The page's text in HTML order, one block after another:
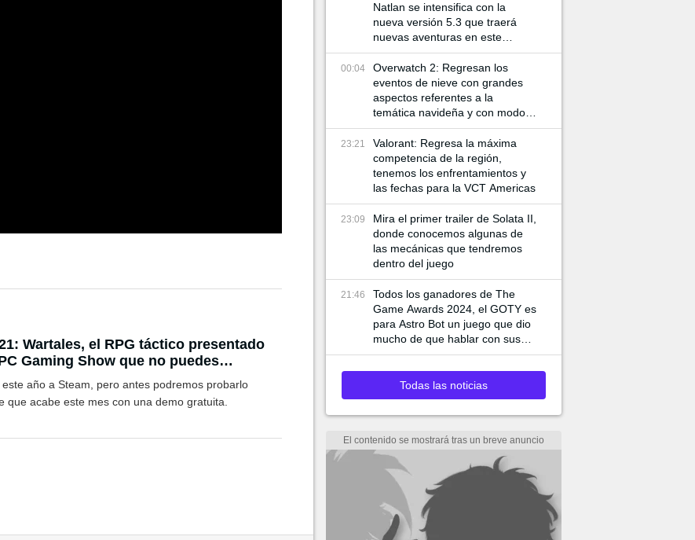
Wartales, el RPG táctico presentado
Gaming Show que no puedes
este año a Steam, pero antes podremos probarlo
que acabe este mes con una demo gratuita.
Natlan se intensifica con la
nueva versión 5.3 que traerá
nuevas aventuras en este
mundo
00:04
Overwatch 2: Regresan los
eventos de nieve con grandes
aspectos referentes a la
temática navideña y con modos
de juego especiales
23:21
Valorant: Regresa la máxima
competencia de la región,
tenemos los enfrentamientos y
las fechas para la VCT Americas
23:09
Mira el primer trailer de Solata II,
donde conocemos algunas de
las mecánicas que tendremos
dentro del juego
21:46
Todos los ganadores de The
Game Awards 2024, el GOTY es
para Astro Bot un juego que dio
mucho de que hablar con sus
mecánicas
Todas las noticias